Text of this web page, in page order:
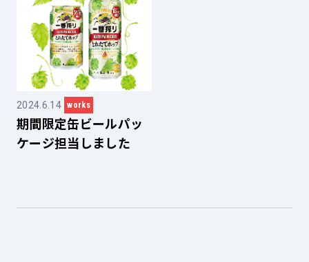
2024.6.14 works
期間限定缶ビールパッ
ケージ担当しました